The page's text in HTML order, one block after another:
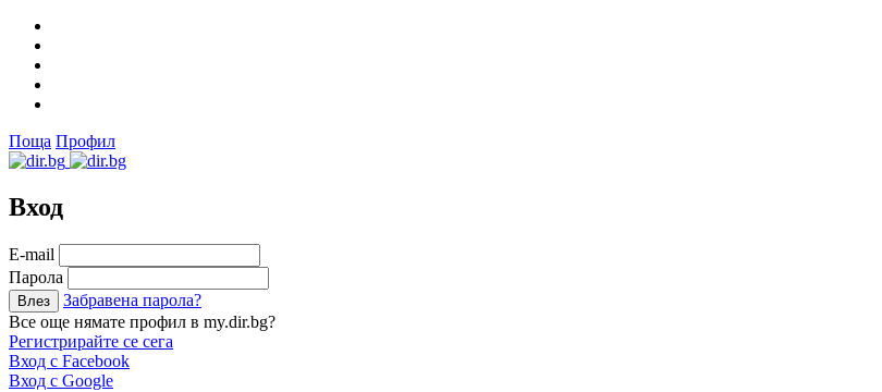
Поща Профил
Вход
Е-mail
Парола
Забравена парола?
Все още нямате профил в my.dir.bg?
Регистрирайте се сега
Вход с Facebook
Вход с Google